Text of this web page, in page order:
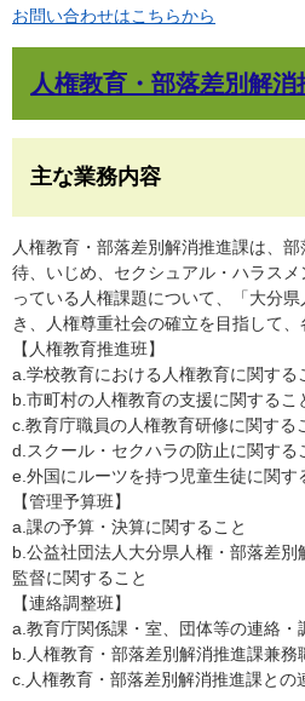
お問い合わせはこちらから
人権教育・部落差別解消
主な業務内容
人権教育・部落差別解消推進課は、
待、いじめ、セクシュアル・ハラス
っている人権課題について、「大分
き、人権尊重社会の確立を目指して、
【人権教育推進班】
a.学校教育における人権教育に関する
b.市町村の人権教育の支援に関する
c.教育庁職員の人権教育研修に関する
d.スクール・セクハラの防止に関する
e.外国にルーツを持つ児童生徒に関す
【管理予算班】
a.課の予算・決算に関すること
b.公益社団法人大分県人権・部落差別
監督に関すること
【連絡調整班】
a.教育庁関係課・室、団体等の連絡
b.人権教育・部落差別解消推進課兼務
c.人権教育・部落差別解消推進課との